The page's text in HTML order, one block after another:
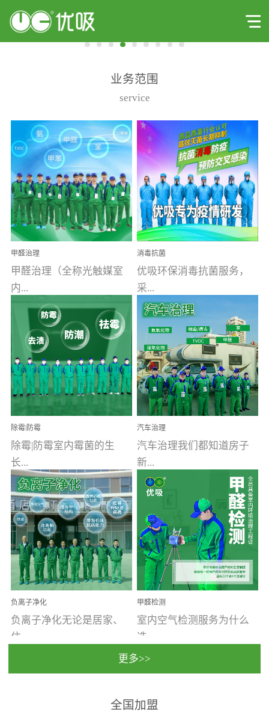
业务范围
service
甲醛治理
甲醛治理（全称光触媒室
内...
空气污染净化治理）工业
文明的进步，创造了多姿
多彩的家居产品和生活情
调，但也带来了以甲醛为
首的室内...
消毒抗菌
优吸环保消毒抗菌服务，
采...
用行业公认奥维牌消毒
液，具备杀死人体冠状病
毒的功效，杀菌率
99.99%。相对于传统消毒
液来说，无...
除霉|防霉
除霉|防霉室内霉菌的生
长...
受温度、湿度、基质养
分、通风四个条件影响，
温暖潮湿、营养物质多、
通风缓慢的空间最易滋生
大量霉菌的...
汽车治理
汽车治理我们都知道房子
新...
装修完会有甲醛，其实汽
车的甲醛超标问题更为严
重。汽车的空间范围小，
配件、皮具、装饰多，这
些都是汽...
负离子净化
负离子净化无论是居家、
住...
动，人类长时间停留的室
甲醛检测
室内空气检测服务为什么
选...
行国家规定的标准检测方
更多>>
全国加盟